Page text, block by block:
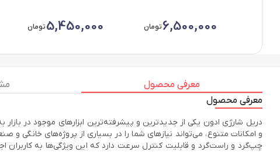
6,500,000تومان 5,450,000تومان
معرفی محصول
معرفی محصول
چپ‌گرد و راست‌گرد و قابلیت کنترل سرعت دارد که این ویژگی‌ها به کاربران اجازه می‌دهد تا